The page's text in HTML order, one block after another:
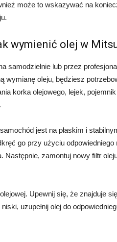
może to wskazywać na
wymienić olej w
samodzielnie lub przez
wymianę oleju, będziesz
korka olejowego, lejek,
jest na płaskim i
go przy użyciu odpowiedniego
Następnie, zamontuj nowy filtr
Upewnij się, że znajduje
uzupełnij olej do